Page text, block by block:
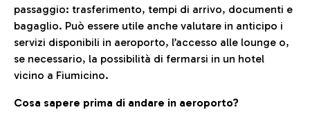
passaggio: trasferimento, tempi di arrivo, documenti e
bagaglio. Può essere utile anche valutare in anticipo i
servizi disponibili in aeroporto, l’accesso alle lounge o,
se necessario, la possibilità di fermarsi in un hotel
vicino a Fiumicino.
Cosa sapere prima di andare in aeroporto?